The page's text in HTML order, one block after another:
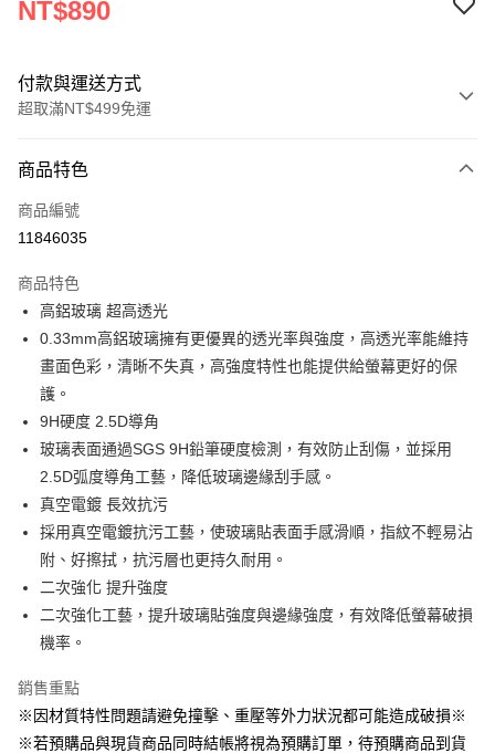
NT$890
付款與運送方式
超取滿NT$499免運
信用卡一次付款
超商取貨付款
Apple Pay
街口支付
悠遊付
AFTEE先享後付
相關說明
【關於「AFTEE先享後付」】
AFTEE先享後付是「在收到商品之後才付款」的支付方式。 讓您購物簡單
１．簡單：不需註冊會員、不需綁卡、不需儲值。
２．便利：只要手機號碼，簡訊認證，即可結帳。
３．安心：先確認商品／服務後，再付款。
【「AFTEE先享後付」結帳流程】
１．於結帳方式選擇「AFTEE先享後付」後，將跳轉至「AFTEE先享後付」
２．訂單成立數日內，您將收到繳費通知簡訊。
３．收到繳費通知簡訊後14天內，點擊此簡訊中的連結，可透過四大超商／
ATM／網路銀行／等多元方式進行付款，方視為交易完成。
※ 請注意：結帳手續完成當下不需立刻繳費，但若您需要取消訂單，請聯絡
ATM付款
運送方式
全家取貨付款
每筆NT$60，滿NT$499(含以上)免運費
每筆NT$60，滿NT$499(含以上)免運費
7-11取貨付款
商品特色
商品編號
11846035
商品特色
高鋁玻璃 超高透光
0.33mm高鋁玻璃擁有更優異的透光率與強度，高透光率能維持
畫面色彩，清晰不失真，高強度特性也能提供給螢幕更好的保
護。
9H硬度 2.5D導角
玻璃表面通過SGS 9H鉛筆硬度檢測，有效防止刮傷，並採用
2.5D弧度導角工藝，降低玻璃邊緣刮手感。
真空電鍍 長效抗污
採用真空電鍍抗污工藝，使玻璃貼表面手感滑順，指紋不輕易沾
附、好擦拭，抗污層也更持久耐用。
二次強化 提升強度
二次強化工藝，提升玻璃貼強度與邊緣強度，有效降低螢幕破損
機率。
銷售重點
※因材質特性問題請避免撞擊、重壓等外力狀況都可能造成破損※
※若預購品與現貨商品同時結帳將視為預購訂單，待預購商品到貨